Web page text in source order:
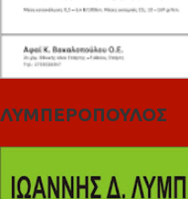
ΛΥΜΠΕΡΟΠΟΥΛΟΣ